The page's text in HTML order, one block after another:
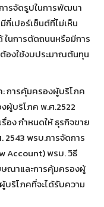
ารจัดรูปในการพัฒนา
เปอร์เซ็นต์ที่ไม่เห็น
ในการตัดถนนหรือมีการ
องใช้งบประมาณต้นทุน
การคุ้มครองผู้บริโภค
บริโภค พ.ศ.2522
ง กำหนดให้ ธุรกิจขาย
พรบ.การจัดการ
Account) พรบ. วิธี
ณาและการคุ้มครองผู้
ริโภคที่จะได้รับความ